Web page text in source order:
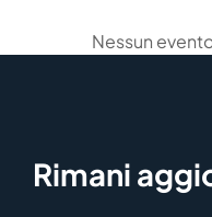
Nessun
Rimani